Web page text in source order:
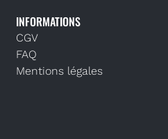
INFORMATIONS
CGV
FAQ
Mentions légales